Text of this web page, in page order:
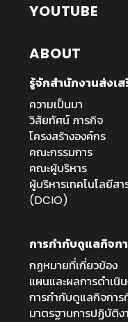
YOUTUBE
ABOUT
รู้จักสำนักงานส่งเ
ความเป็นมา
วิสัยทัศน์ ภารกิจ
โครงสร้างองค์กร
คณะกรรมการ
คณะผู้บริหาร
ผู้บริหารเทคโนโลยีส
(DCIO)
การกำกับดูแลกิจก
กฏหมายที่เกี่ยวข้อง
แผนและผลการดำเนิ
การกำกับดูแลกิจกา
มาตรฐานการปฏิบัติง